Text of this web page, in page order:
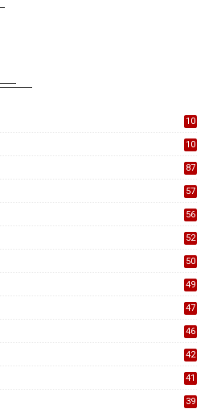
10
10
87
57
56
52
50
49
47
46
42
41
39